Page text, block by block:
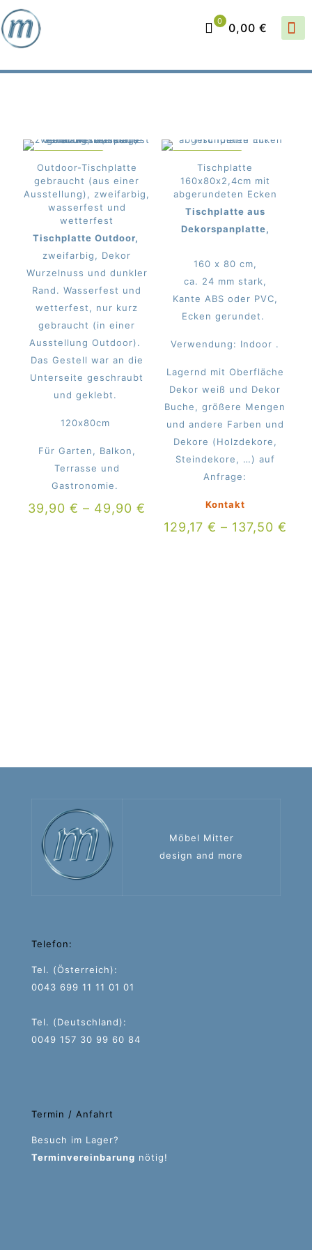
0 0,00 €
Outdoor-Tischplatte
gebraucht (aus einer
Ausstellung), zweifarbig,
wasserfest und
wetterfest
Tischplatte Outdoor,
zweifarbig, Dekor
Wurzelnuss und dunkler
Rand. Wasserfest und
wetterfest, nur kurz
gebraucht (in einer
Ausstellung Outdoor).
Das Gestell war an die
Unterseite geschraubt
und geklebt.
120x80cm
Für Garten, Balkon,
Terrasse und
Gastronomie.
39,90€ – 49,90€
Tischplatte
160x80x2,4cm mit
abgerundeten Ecken
Tischplatte aus
Dekorspanplatte,
160 x 80 cm,
ca. 24 mm stark,
Kante ABS oder PVC,
Ecken gerundet.
Verwendung: Indoor .
Lagernd mit Oberfläche
Dekor weiß und Dekor
Buche, größere Mengen
und andere Farben und
Dekore (Holzdekore,
Steindekore, …) auf
Anfrage:
Kontakt
129,17 € – 137,50 €
Möbel Mitter
design and more
Telefon:
Tel. (Österreich):
0043 699 11 11 01 01
Tel. (Deutschland):
0049 157 30 99 60 84
Termin / Anfahrt
Besuch im Lager?
Terminvereinbarung nötig!